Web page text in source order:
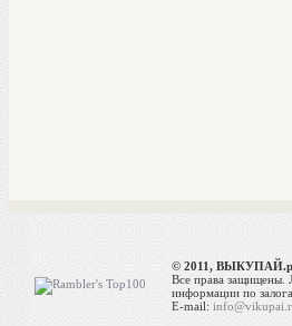
© 2011,
Все права защищены.
информации по
E-mail: